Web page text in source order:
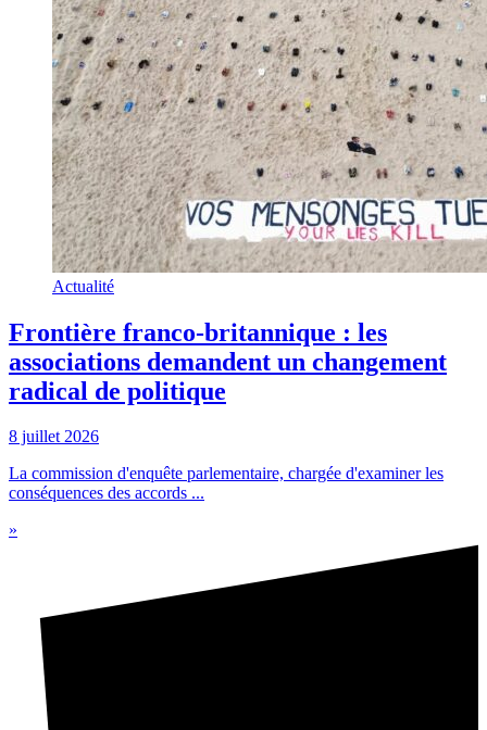
Actualité
Frontière franco-britannique : les
associations demandent un changement
radical de politique
8 juillet 2026
La commission d'enquête parlementaire, chargée d'examiner les
conséquences des accords ...
»